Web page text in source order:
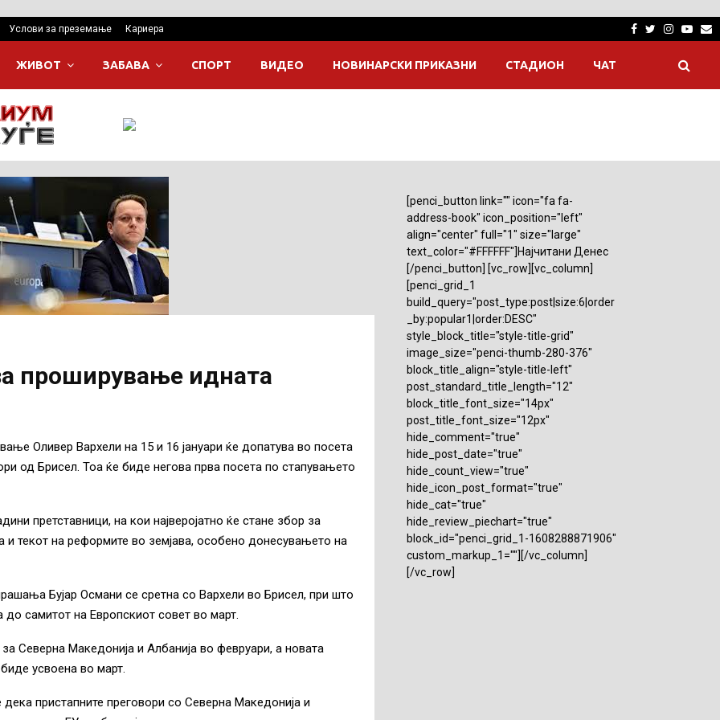
Услови за преземање Кариера Facebook
Twitter
ЖИВОТ ЗАБАВА СПОРТ ВИДЕО НОВИНАРСКИ ПРИКАЗНИ СТАДИОН ЧАТ
проширување идната
Оливер Вархели на 15 и 16 јануари ќе допатува во посета
од Брисел. Тоа ќе биде негова прва посета по стапувањето
претставници, на кои најверојатно ќе стане збор за
текот на реформите во земјава, особено донесувањето на
Бујар Османи се сретна со Вархели во Брисел, при што
самитот на Европскиот совет во март.
Северна Македонија и Албанија во февруари, а новата
усвоена во март.
пристапните преговори со Северна Македонија и
[penci_button link="" icon="fa fa-
address-book" icon_position="left"
align="center" full="1" size="large"
text_color="#FFFFFF"]Најчитани Денес
[/penci_button] [vc_row][vc_column]
[penci_grid_1
build_query="post_type:post|size:6|order
_by:popular1|order:DESC"
style_block_title="style-title-grid"
image_size="penci-thumb-280-376"
block_title_align="style-title-left"
post_standard_title_length="12"
block_title_font_size="14px"
post_title_font_size="12px"
hide_comment="true"
hide_post_date="true"
hide_count_view="true"
hide_icon_post_format="true"
hide_cat="true"
hide_review_piechart="true"
block_id="penci_grid_1-1608288871906"
custom_markup_1=""][/vc_column]
[/vc_row]